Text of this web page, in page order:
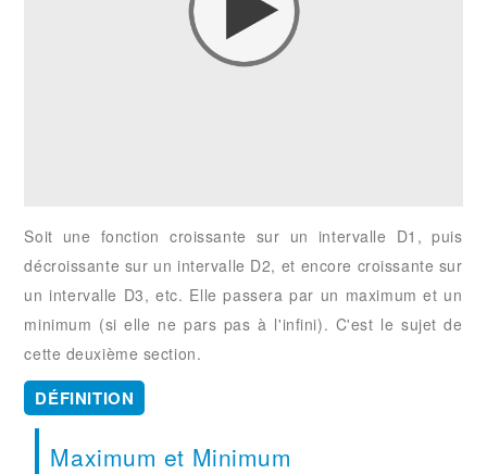
Soit une fonction croissante sur un intervalle D1, puis
décroissante sur un intervalle D2, et encore croissante sur
un intervalle D3, etc. Elle passera par un maximum et un
minimum (si elle ne pars pas à l'infini). C'est le sujet de
cette deuxième section.
DÉFINITION
Maximum et Minimum